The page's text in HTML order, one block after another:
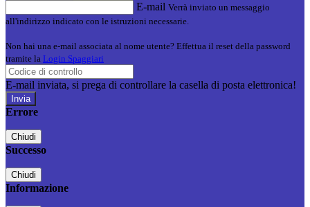
E-mail Verrà inviato un messaggio
all'indirizzo indicato con le istruzioni necessarie.
Non hai una e-mail associata al nome utente? Effettua il reset della password
tramite la Login Spaggiari
E-mail inviata, si prega di controllare la casella di posta elettronica!
Errore
Chiudi
Successo
Chiudi
Informazione